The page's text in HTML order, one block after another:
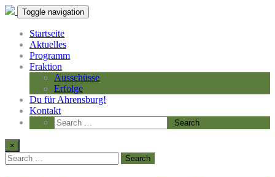
Toggle navigation
Startseite
Aktuelles
Programm
Fraktion
Ausschüsse
Erfolge
Du für Ahrensburg!
Kontakt
×